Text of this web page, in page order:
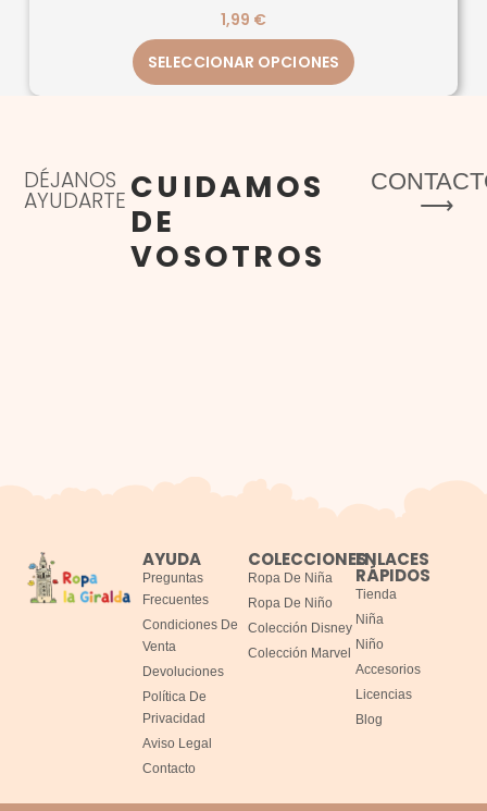
1,99 €
SELECCIONAR OPCIONES
DÉJANOS
AYUDARTE CUIDAMOS
DE
VOSOTROS
⟶
AYUDA
Preguntas
Frecuentes
Condiciones De
Venta
Devoluciones
Política De
Privacidad
Aviso Legal
Contacto
COLECCIONES
Ropa De Niña
Ropa De Niño
Colección Disney
Colección Marvel
ENLACES
RÁPIDOS
Tienda
Niña
Niño
Accesorios
Licencias
Blog